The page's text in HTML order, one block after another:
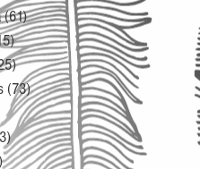
(61)61 entradas
15 entradas
25 entradas
(73)73 entradas
19 entradas
33 entradas
4 entradas